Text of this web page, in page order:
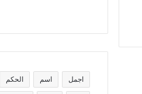
اجمل اسم الحكم